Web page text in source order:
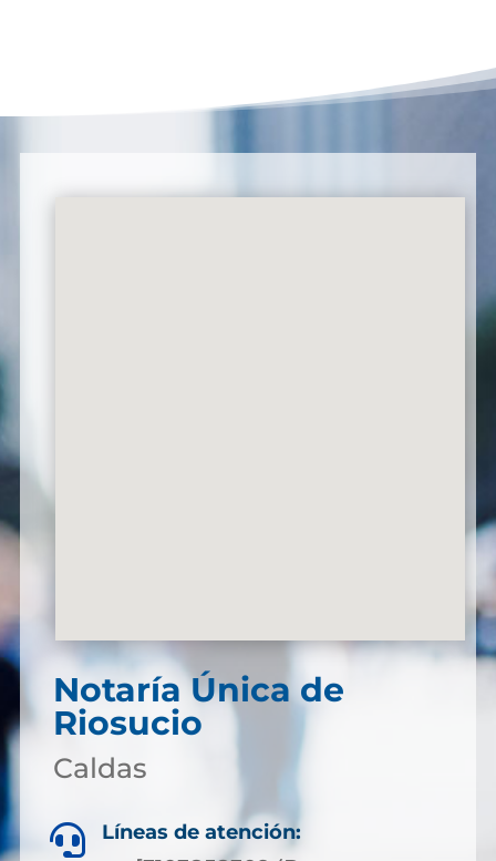
Notaría Única de
Riosucio
Caldas
 Líneas de atención: